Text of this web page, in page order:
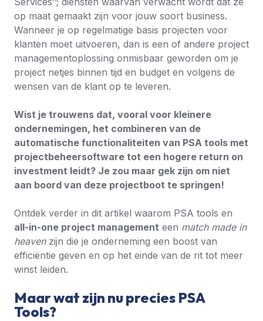
op maat gemaakt zijn voor jouw soort business.
Wanneer je op regelmatige basis projecten voor
klanten moet uitvoeren, dan is een of andere project
managementoplossing onmisbaar geworden om je
project netjes binnen tijd en budget en volgens de
wensen van de klant op te leveren.
Wist je trouwens dat, vooral voor kleinere
ondernemingen, het combineren van de
automatische functionaliteiten van PSA tools met
projectbeheersoftware tot een hogere return on
investment leidt? Je zou maar gek zijn om niet
aan boord van deze projectboot te springen!
Ontdek verder in dit artikel waarom PSA tools en
all-in-one project management een match made in
heavenzijn die je onderneming een boost van
efficiëntie geven en op het einde van de rit tot meer
winst leiden.
Maar wat zijn nu precies PSA
Tools?